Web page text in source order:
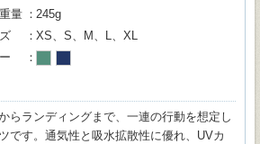
量
245g
XS、S、M、L、XL
らランディングまで、一連の行動を想定し
です。通気性と吸水拡散性に優れ、UVカ